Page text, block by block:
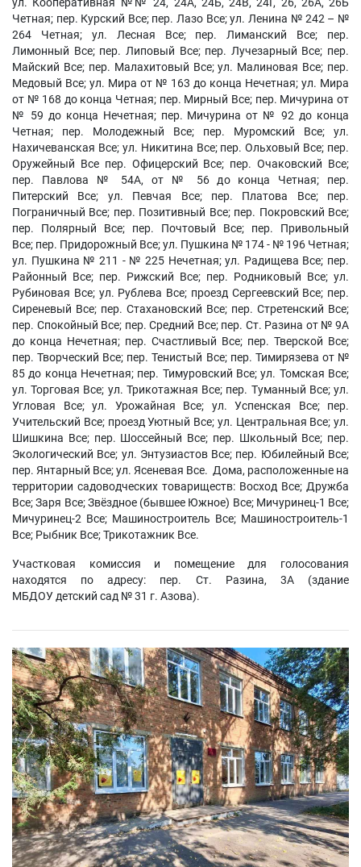
Четная; пер. Курский Все; пер. Лазо Все; ул. Ленина № 242 – №
264 Четная; ул. Лесная Все; пер. Лиманский Все; пер.
Лимонный Все; пер. Липовый Все; пер. Лучезарный Все; пер.
Майский Все; пер. Малахитовый Все; ул. Малиновая Все; пер.
Медовый Все; ул. Мира от № 163 до конца Нечетная; ул. Мира
от № 168 до конца Четная; пер. Мирный Все; пер. Мичурина от
№ 59 до конца Нечетная; пер. Мичурина от № 92 до конца
Четная; пер. Молодежный Все; пер. Муромский Все; ул.
Нахичеванская Все; ул. Никитина Все; пер. Ольховый Все; пер.
Оружейный Все пер. Офицерский Все; пер. Очаковский Все;
пер. Павлова № 54А, от № 56 до конца Четная; пер.
Питерский Все; ул. Певчая Все; пер. Платова Все; пер.
Пограничный Все; пер. Позитивный Все; пер. Покровский Все;
пер. Полярный Все; пер. Почтовый Все; пер. Привольный
Все; пер. Придорожный Все; ул. Пушкина № 174 - № 196 Четная;
ул. Пушкина № 211 - № 225 Нечетная; ул. Радищева Все; пер.
Районный Все; пер. Рижский Все; пер. Родниковый Все; ул.
Рубиновая Все; ул. Рублева Все; проезд Сергеевский Все; пер.
Сиреневый Все; пер. Стахановский Все; пер. Стретенский Все;
пер. Спокойный Все; пер. Средний Все; пер. Ст. Разина от № 9А
до конца Нечетная; пер. Счастливый Все; пер. Тверской Все;
пер. Творческий Все; пер. Тенистый Все; пер. Тимирязева от №
85 до конца Нечетная; пер. Тимуровский Все; ул. Томская Все;
ул. Торговая Все; ул. Трикотажная Все; пер. Туманный Все; ул.
Угловая Все; ул. Урожайная Все; ул. Успенская Все; пер.
Учительский Все; проезд Уютный Все; ул. Центральная Все; ул.
Шишкина Все; пер. Шоссейный Все; пер. Школьный Все; пер.
Экологический Все; ул. Энтузиастов Все; пер. Юбилейный Все;
пер. Янтарный Все; ул. Ясеневая Все. Дома, расположенные на
территории садоводческих товариществ: Восход Все; Дружба
Все; Заря Все; Звёздное (бывшее Южное) Все; Мичуринец-1 Все;
Мичуринец-2 Все; Машиностроитель Все; Машиностроитель-1
Все; Рыбник Все; Трикотажник Все.
Участковая комиссия и помещение для голосования
находятся по адресу: пер. Ст. Разина, 3А (здание
МБДОУ детский сад № 31 г. Азова).